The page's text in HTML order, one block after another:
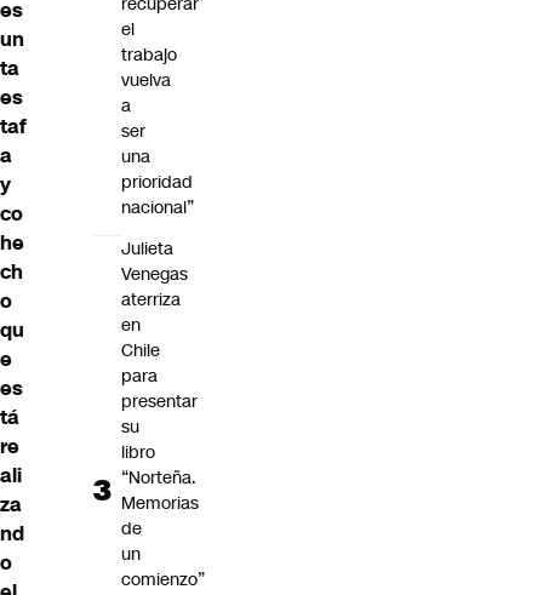
es
un
ta
es
taf
a
y
co
he
ch
o
qu
e
es
tá
re
ali
za
nd
o
el
trabajo
vuelva
a
ser
una
prioridad
nacional”
Julieta
Venegas
aterriza
en
Chile
para
presentar
su
libro
“Norteña.
Memorias
de
un
comienzo”